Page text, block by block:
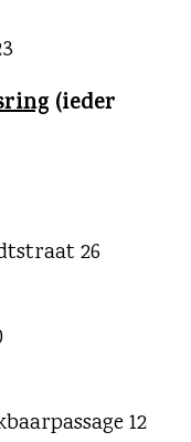
(ieder
26
12